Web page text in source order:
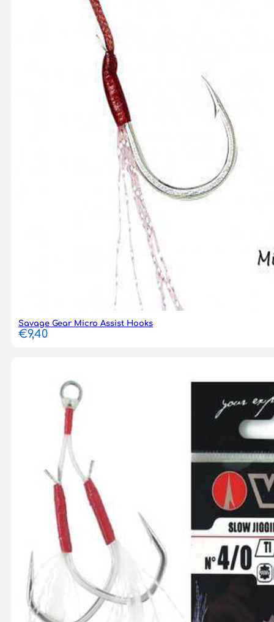
Savage Gear Micro Assist Hooks
€9,40